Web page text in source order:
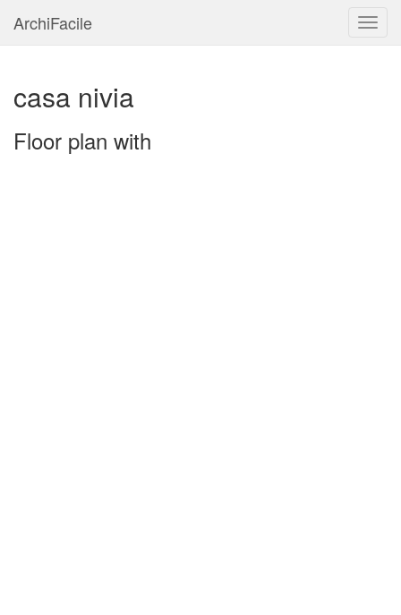
ArchiFacile
casa nivia
Floor plan with